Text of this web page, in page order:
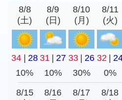
8/8
(土)
8/9
(日)
8/10
(月)
8/11
(火)
34 | 28 31 | 27 33 | 26 32 |
10%
10% 30% 0%
8/15
8/16
8/17
8/18